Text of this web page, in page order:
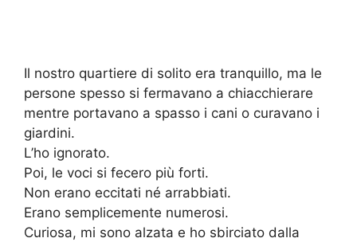
Il nostro quartiere di solito era tranquillo, ma le
persone spesso si fermavano a chiacchierare
mentre portavano a spasso i cani o curavano i
giardini.
L’ho ignorato.
Poi, le voci si fecero più forti.
Non erano eccitati né arrabbiati.
Erano semplicemente numerosi.
Curiosa, mi sono alzata e ho sbirciato dalla